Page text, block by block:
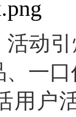
活动
一
用户